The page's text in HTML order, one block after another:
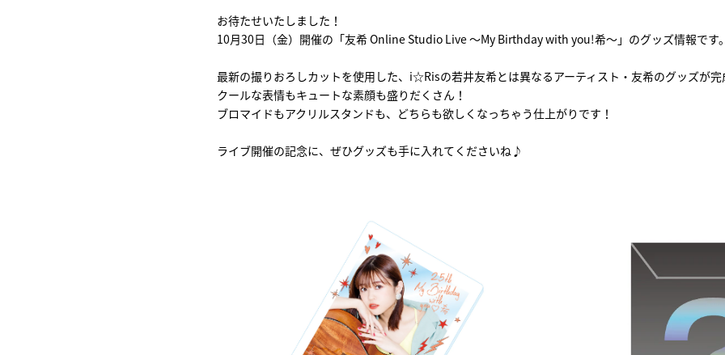
お待たせいたしました！
10月30日（金）開催の「友希 Online Studio Live ～My Birthday with you!希～」のグッズ情報です
最新の撮りおろしカットを使用した、i☆Risの若井友希とは異なるアーティスト・友希のグッズが
クールな表情もキュートな素顔も盛りだくさん！
ブロマイドもアクリルスタンドも、どちらも欲しくなっちゃう仕上がりです！
ライブ開催の記念に、ぜひグッズも手に入れてくださいね♪